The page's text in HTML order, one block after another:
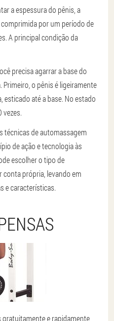
a espessura do pênis, a
por um período de
A principal condição da
precisa agarrar a base do
Primeiro, o pênis é ligeiramente
esticado até a base. No estado
vezes.
técnicas de automassagem
de ação e tecnologia às
escolher o tipo de
própria, levando em
e características.
gratuitamente e rapidamente